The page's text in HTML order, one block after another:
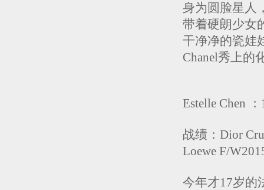
身为圆脸星人
带着硬朗少女
干净净的瓷娃
Chanel秀上的
Estelle Chen
战绩：Dior
Loewe F/
今年才17岁的